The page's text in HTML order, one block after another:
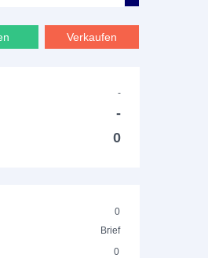
Verkaufen
-
-
0
0
Brief
0